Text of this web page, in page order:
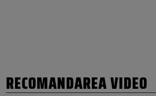
RECOMANDAREA VIDEO